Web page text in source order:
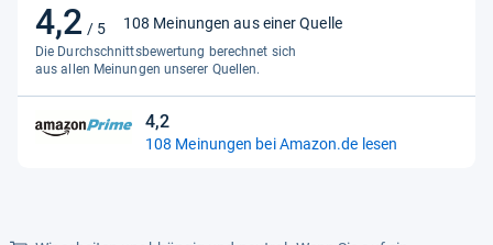
4,2 / 5
4,2
von
5
Sternen
108 Meinungen aus einer Quelle
Die Durchschnittsbewertung berechnet sich
aus allen Meinungen unserer Quellen.
4,2
4,2
von
108 Meinungen bei Amazon.de lesen